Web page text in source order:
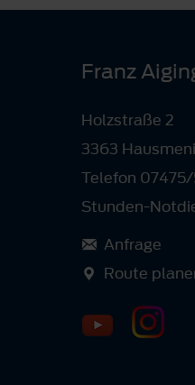
Franz
Holzstraße 2
3363
Telefon
Stunden-
Anfrage
Route